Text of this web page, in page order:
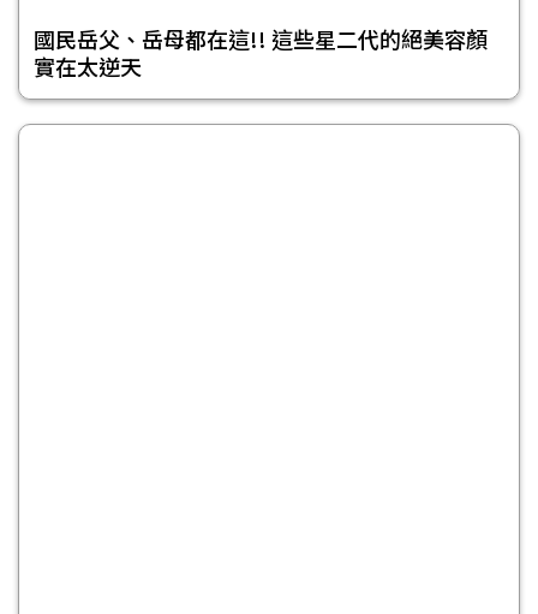
國民岳父、岳母都在這!! 這些星二代的絕美容顏
實在太逆天